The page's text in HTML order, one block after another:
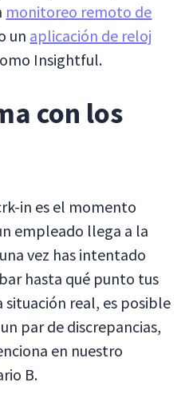
monitoreo remoto de
un aplicación de reloj
Insightful.
con los
in es el momento
empleado llega a la
vez has intentado
hasta qué punto tus
real, es posible
par de discrepancias,
en nuestro
B.